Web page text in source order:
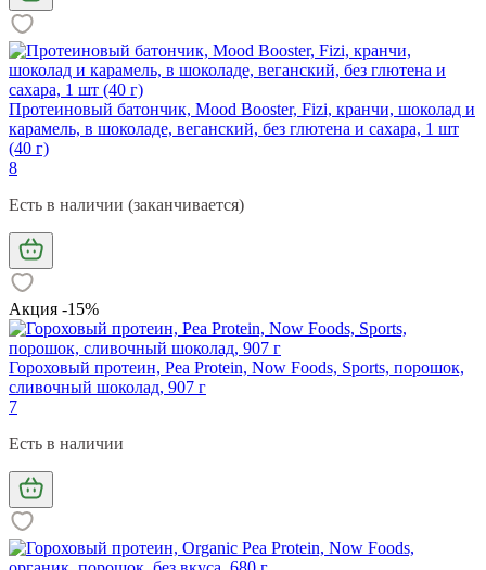
Протеиновый батончик, Mood Booster, Fizi, кранчи, шоколад и
карамель, в шоколаде, веганский, без глютена и сахара, 1 шт
(40 г)
8
Есть в наличии (заканчивается)
Акция -15%
Гороховый протеин, Pea Protein, Now Foods, Sports, порошок,
сливочный шоколад, 907 г
7
Есть в наличии